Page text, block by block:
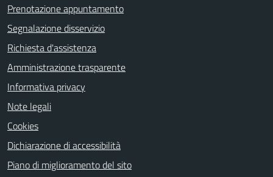
Prenotazione appuntamento
Segnalazione disservizio
Richiesta d'assistenza
Amministrazione trasparente
Informativa privacy
Note legali
Cookies
Dichiarazione di accessibilità
Piano di miglioramento del sito